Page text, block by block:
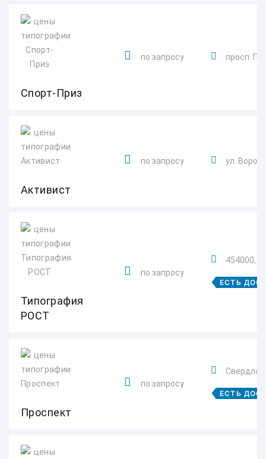
Спорт-Приз
по запросу просп.
Активист
по запросу ул.
Типография
РОСТ
по запросу
454000,
ЕСТЬ
Проспект
по запросу
ЕСТЬ